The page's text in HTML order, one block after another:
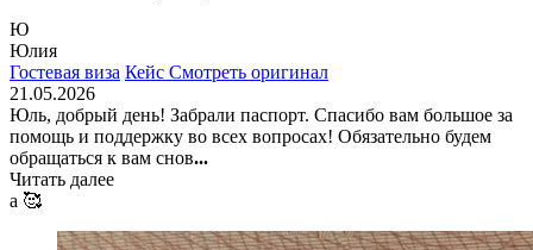
Ю
Юлия
Гостевая виза Кейс Смотреть оригинал
21.05.2026
Юль, добрый день! Забрали паспорт. Спасибо вам большое за
помощь и поддержку во всех вопросах! Обязательно будем
обращаться к вам снов...
Читать далее
а 🥰